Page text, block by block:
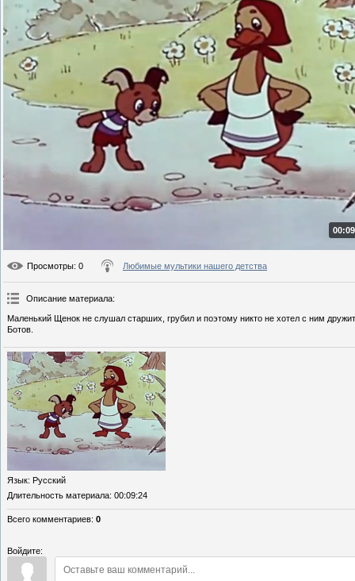
Просмотры: 0 Любимые мультики нашего детства
Описание материала:
Маленький Щенок не слушал старших, грубил и поэтому никто не хотел с ним
Ботов.
Язык: Русский
Длительность материала: 00:09:24
Всего комментариев: 0
Войдите: